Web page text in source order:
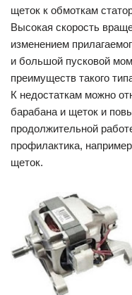
щеток к обмоткам
Высокая скорость
изменением
и большой пусковой
преимуществ такого
К недостаткам можно
барабана и щеток и
продолжительной
профилактика,
щеток.